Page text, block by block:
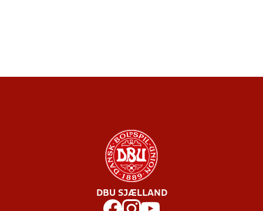
DBU SJÆLLAND